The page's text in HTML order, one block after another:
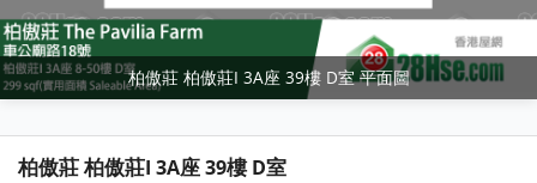
柏傲莊 柏傲莊I 3A座 39樓 D室 平面圖
柏傲莊 柏傲莊I 3A座 39樓 D室